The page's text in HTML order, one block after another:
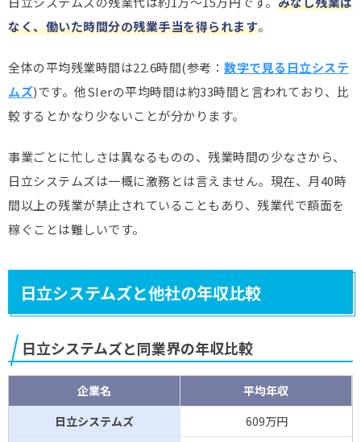
なく、働いた時間分の残業手当を得られます。
全体の平均残業時間は22.6時間(参考： 数字で見る日立システ
ムズ)です。他SIerの平均時間は約33時間と言われており、比
較するとかなり少ないことが分かります。
事業ごとに忙しさは異なるものの、残業時間の少なさから、
日立システムズは一概に激務とは言えません。現在、月40時
間以上の残業が禁止されていることもあり、残業代で額面を
稼ぐことは難しいです。
日立システムズと他社の年収比較
日立システムズと同業界の年収比較
企業名
平均年収
日立システムズ
609万円